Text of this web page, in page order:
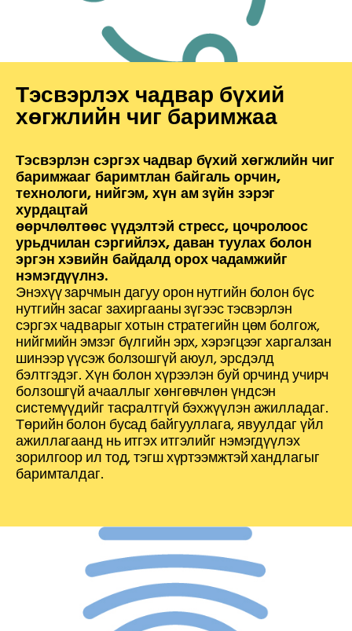
Тэсвэрлэх чадвар бүхий
хөгжлийн чиг баримжаа
Тэсвэрлэн сэргэх чадвар бүхий хөгжлийн чиг
баримжааг баримтлан байгаль орчин,
технологи, нийгэм, хүн ам зүйн зэрэг
хурдацтай
өөрчлөлтөөс үүдэлтэй стресс, цочролоос
урьдчилан сэргийлэх, даван туулах болон
эргэн хэвийн байдалд орох чадамжийг
нэмэгдүүлнэ.
Энэхүү зарчмын дагуу орон нутгийн болон бүс
нутгийн засаг захиргааны зүгээс тэсвэрлэн
сэргэх чадварыг хотын стратегийн цөм болгож,
нийгмийн эмзэг бүлгийн эрх, хэрэгцээг харгалзан
шинээр үүсэж болзошгүй аюул, эрсдэлд
бэлтгэдэг. Хүн болон хүрээлэн буй орчинд учирч
болзошгүй ачааллыг хөнгөвчлөн үндсэн
системүүдийг тасралтгүй бэхжүүлэн ажилладаг.
Төрийн болон бусад байгууллага, явуулдаг үйл
ажиллагаанд нь итгэх итгэлийг нэмэгдүүлэх
зорилгоор ил тод, тэгш хүртээмжтэй хандлагыг
баримталдаг.